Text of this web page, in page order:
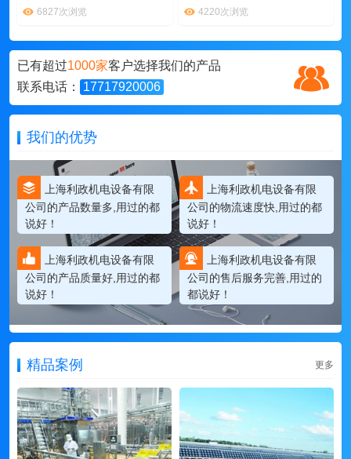
6827次浏览 4220次浏览
已有超过1000家客户选择我们的产品
联系电话：
17717920006
我们的优势
上海利政机电设备有限
公司的产品数量多,用过的都
说好！
上海利政机电设备有限
公司的物流速度快,用过的都
说好！
上海利政机电设备有限
公司的产品质量好,用过的都
说好！
上海利政机电设备有限
公司的售后服务完善,用过的
都说好！
精品案例 更多